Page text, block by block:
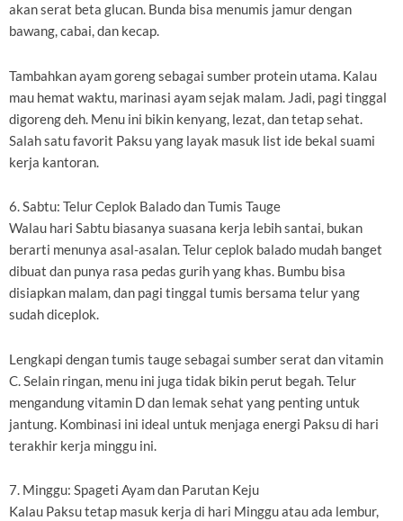
akan serat beta glucan. Bunda bisa menumis jamur dengan
bawang, cabai, dan kecap.
Tambahkan ayam goreng sebagai sumber protein utama. Kalau
mau hemat waktu, marinasi ayam sejak malam. Jadi, pagi tinggal
digoreng deh. Menu ini bikin kenyang, lezat, dan tetap sehat.
Salah satu favorit Paksu yang layak masuk list ide bekal suami
kerja kantoran.
6. Sabtu: Telur Ceplok Balado dan Tumis Tauge
Walau hari Sabtu biasanya suasana kerja lebih santai, bukan
berarti menunya asal-asalan. Telur ceplok balado mudah banget
dibuat dan punya rasa pedas gurih yang khas. Bumbu bisa
disiapkan malam, dan pagi tinggal tumis bersama telur yang
sudah diceplok.
Lengkapi dengan tumis tauge sebagai sumber serat dan vitamin
C. Selain ringan, menu ini juga tidak bikin perut begah. Telur
mengandung vitamin D dan lemak sehat yang penting untuk
jantung. Kombinasi ini ideal untuk menjaga energi Paksu di hari
terakhir kerja minggu ini.
7. Minggu: Spageti Ayam dan Parutan Keju
Kalau Paksu tetap masuk kerja di hari Minggu atau ada lembur,